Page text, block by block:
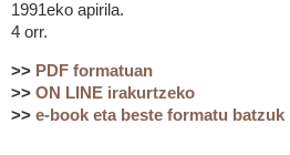
1991eko apirila.
4 orr.
>> PDF formatuan
>> ON LINE irakurtzeko
>> e-book eta beste formatu batzuk